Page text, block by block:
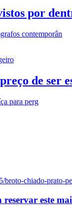
por
contemporân
de ser
para perg
chiado-prato-
este